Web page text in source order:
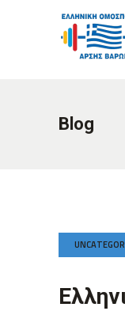
Blog